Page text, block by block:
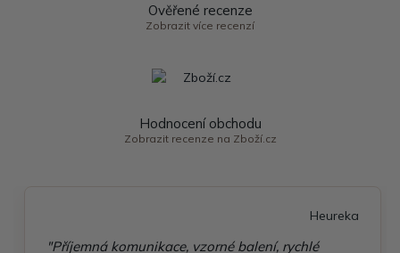
Ověřené recenze
Zobrazit více recenzí
Hodnocení obchodu
Zobrazit recenze na Zboží.cz
Heureka
"Příjemná komunikace, vzorné balení, rychlé